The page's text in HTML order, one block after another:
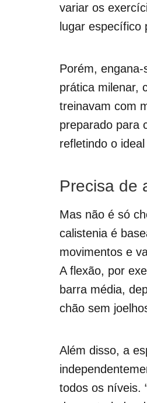
variar os
lugar específico
Porém,
prática milenar,
treinavam com
preparado para
refletindo o
Precisa de
Mas não é só
calistenia é
movimentos e
A flexão, por
barra média,
chão sem
Além disso, a
todos os níveis.